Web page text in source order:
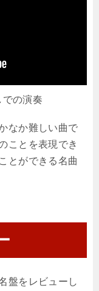
での演奏
なか難しい曲で
ことを表現でき
とができる名曲
盤をレビューし